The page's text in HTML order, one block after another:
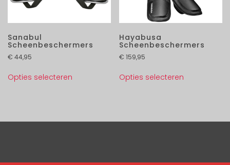
Sanabul
Scheenbeschermers
€ 44,95
Opties selecteren
Hayabusa
Scheenbeschermers
€ 159,95
Opties selecteren